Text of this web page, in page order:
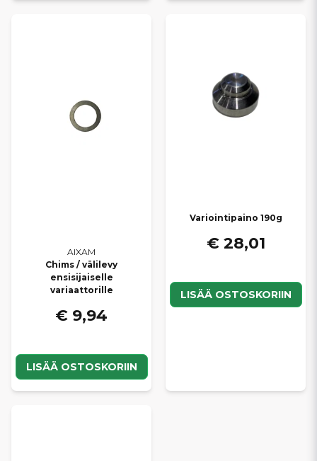
AIXAM
Chims / välilevy
ensisijaiselle
variaattorille
€ 9,94
LISÄÄ OSTOSKORIIN
Variointipaino 190g
€ 28,01
LISÄÄ OSTOSKORIIN